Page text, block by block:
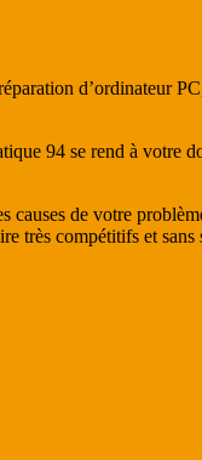
d’ordinateur
94 se rend à votre
de votre
très compétitifs et sans